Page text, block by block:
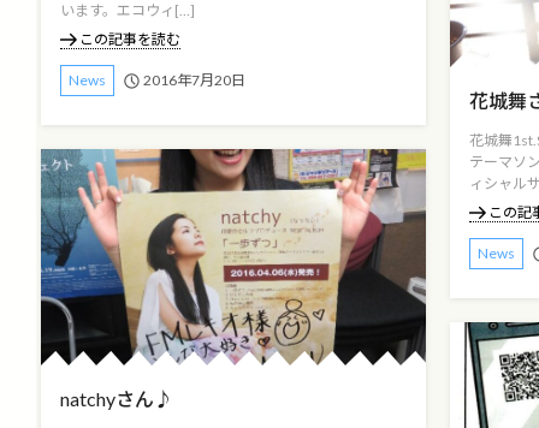
います。エコウィ[…]
この記事を読む
News 2016年7月20日
花城舞
花城舞
テーマソ
ィシャル
この記
News
natchyさん♪